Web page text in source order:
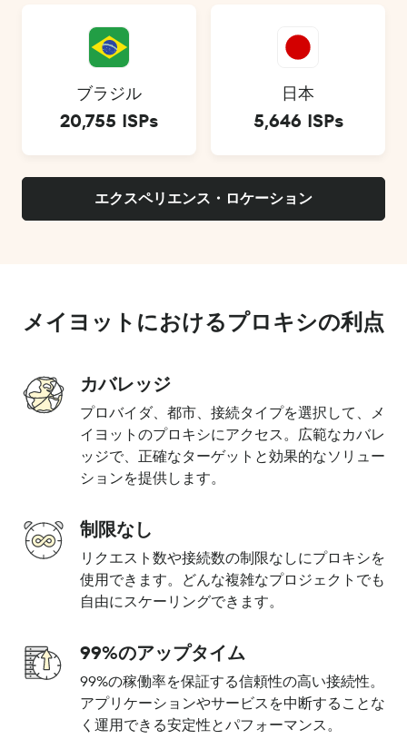
ブラジル
20,755 ISPs
日本
5,646 ISPs
エクスペリエンス・ロケーション
メイヨットにおけるプロキシの利点
カバレッジ
プロバイダ、都市、接続タイプを選択して、メ
イヨットのプロキシにアクセス。広範なカバレ
ッジで、正確なターゲットと効果的なソリュー
ションを提供します。
制限なし
リクエスト数や接続数の制限なしにプロキシを
使用できます。どんな複雑なプロジェクトでも
自由にスケーリングできます。
99%のアップタイム
99%の稼働率を保証する信頼性の高い接続性。
アプリケーションやサービスを中断することな
く運用できる安定性とパフォーマンス。